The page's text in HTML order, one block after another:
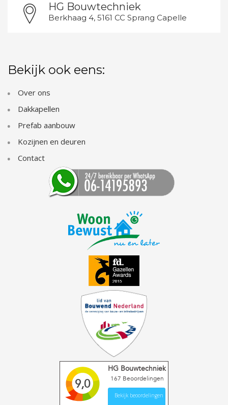
HG Bouwtechniek
Berkhaag 4, 5161 CC Sprang Capelle
Bekijk ook eens:
Over ons
Dakkapellen
Prefab aanbouw
Kozijnen en deuren
Contact
9,0
HG Bouwtechniek
167 Beoordelingen
Bekijk beoordelingen